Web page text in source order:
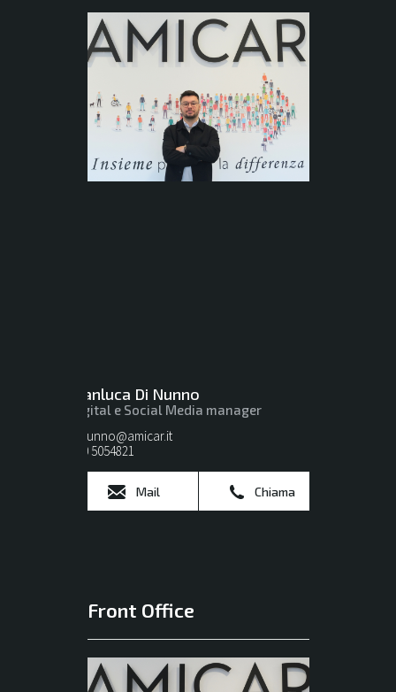
Gianluca Di Nunno
Digital e Social Media manager
dinunno@amicar.it
080 5054821
Mail Chiama
Front Office